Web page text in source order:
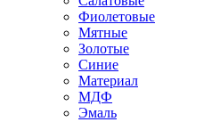
Фиолетовые
Мятные
Золотые
Синие
Материал
МДФ
Эмаль